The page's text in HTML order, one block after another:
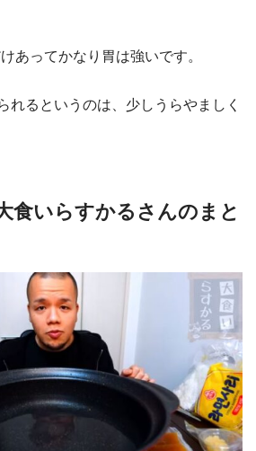
あってかなり胃は強いです。
れるというのは、少しうらやましく
食いらすかるさんのまと